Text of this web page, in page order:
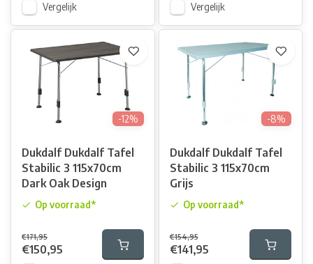
Vergelijk Vergelijk
-12%
Dukdalf Dukdalf Tafel
Stabilic 3 115x70cm
Dark Oak Design
Op voorraad*
€171,95
€150,95
-8%
Dukdalf Dukdalf Tafel
Stabilic 3 115x70cm
Grijs
Op voorraad*
€154,95
€141,95